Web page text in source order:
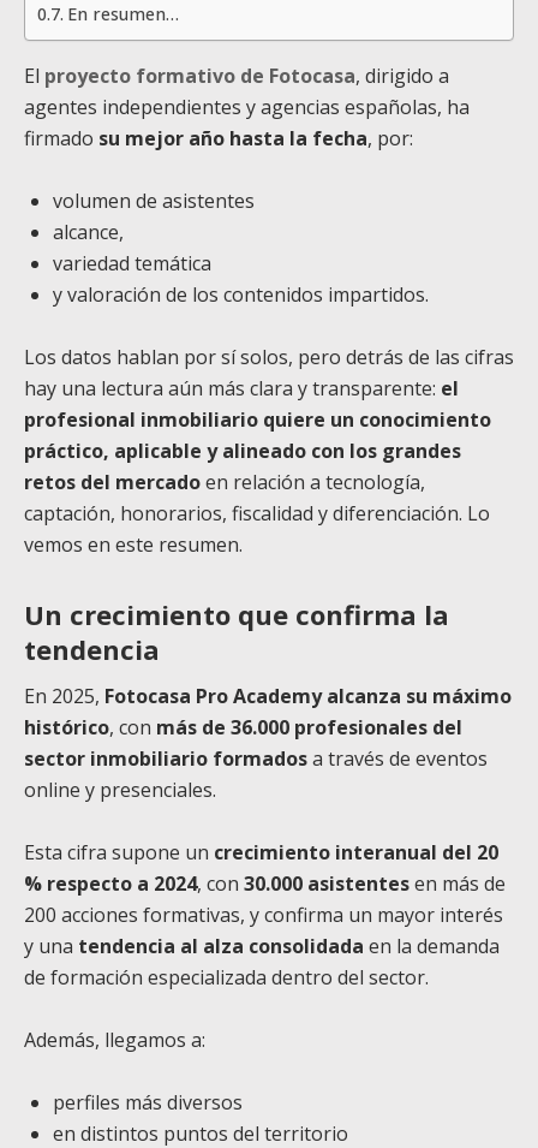
En resumen…
El proyecto formativo de Fotocasa, dirigido a
agentes independientes y agencias españolas, ha
firmado su mejor año hasta la fecha, por:
volumen de asistentes
alcance,
variedad temática
y valoración de los contenidos impartidos.
Los datos hablan por sí solos, pero detrás de las cifras
hay una lectura aún más clara y transparente: el
profesional inmobiliario quiere un conocimiento
práctico, aplicable y alineado con los grandes
retos del mercadoen relación a tecnología,
captación, honorarios, fiscalidad y diferenciación. Lo
vemos en este resumen.
Un crecimiento que confirma la
tendencia
En 2025, Fotocasa Pro Academy alcanza su máximo
histórico, con más de 36.000 profesionales del
sector inmobiliario formadosa través de eventos
online y presenciales.
Esta cifra supone un crecimiento interanual del 20
% respecto a 2024, con 30.000 asistentesen más de
200 acciones formativas, y confirma un mayor interés
y una tendencia al alza consolidada en la demanda
de formación especializada dentro del sector.
Además, llegamos a:
perfiles más diversos
en distintos puntos del territorio